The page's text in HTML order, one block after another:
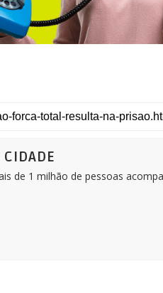
de 1 milhão de pessoas